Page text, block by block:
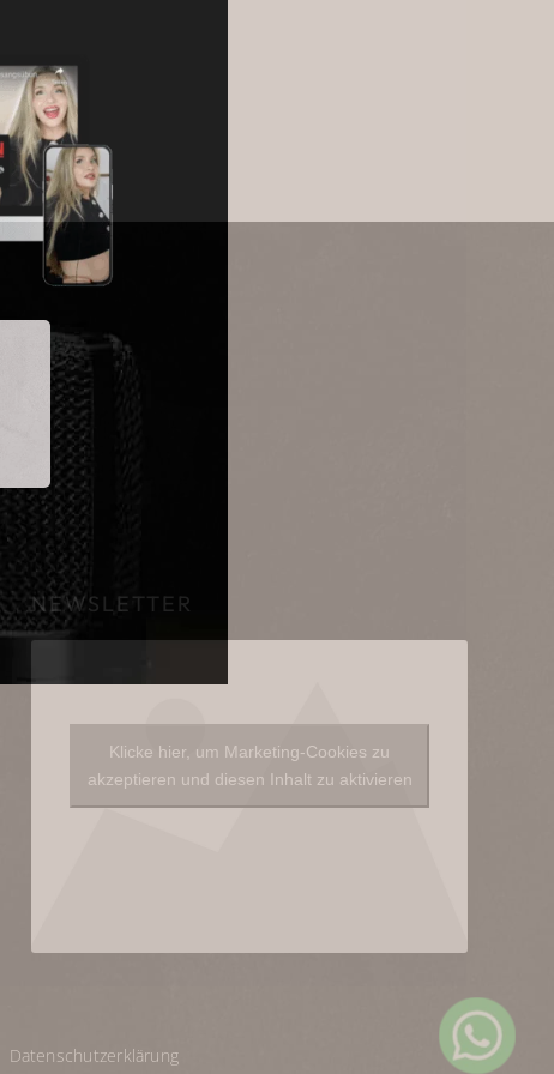
NEWSLETTER
Klicke hier, um Marketing-Cookies zu
akzeptieren und diesen Inhalt zu aktivieren
Datenschutzerklärung